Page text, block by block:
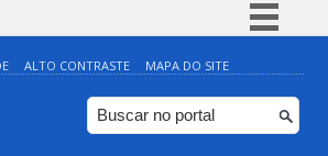
Simplifique!
Comunica BR
Participe
ALTO CONTRASTE MAPA DO SITE